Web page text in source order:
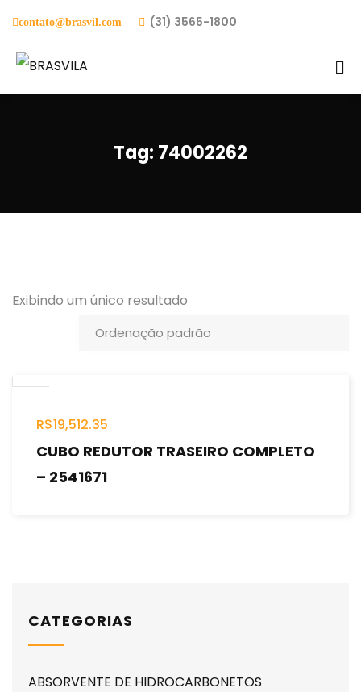
contato@brasvil.com (31) 3565-1800
Tag: 74002262
Exibindo um único resultado
R$19,512.35
CUBO REDUTOR TRASEIRO COMPLETO
– 2541671
CATEGORIAS
ABSORVENTE DE HIDROCARBONETOS